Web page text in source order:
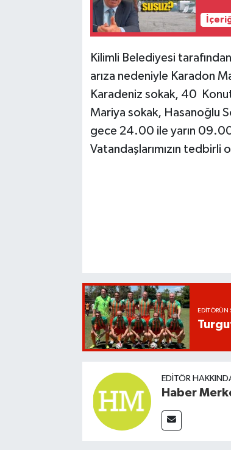
Kilimli Belediyesi
arıza nedeniyle Karadon
Karadeniz sokak, 40
Mariya sokak, Hasanoğlu
gece 24.00 ile yarın
Vatandaşlarımızın tedbirli
EDITÖRÜN
EDITÖR
Haber